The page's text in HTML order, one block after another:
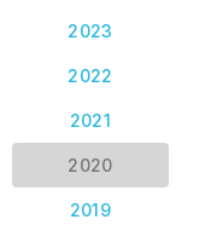
EHBO'ER
CONTACT
PRIVACY
NIEUWS
2023
2022
2021
2020
2019